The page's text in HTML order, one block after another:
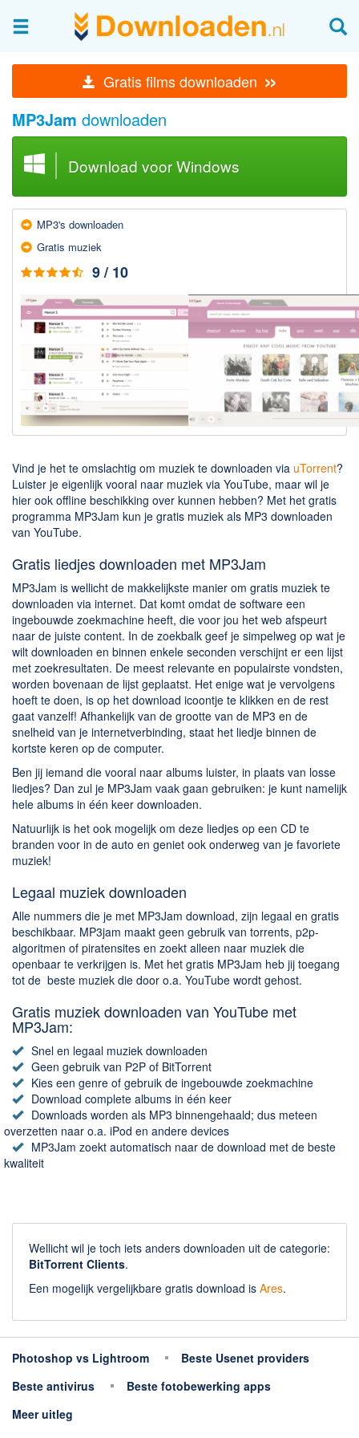
Gratis films downloaden »
Afbeeldingen & fotografie
Beheren en bekijken
Afbeelding & foto bewerken
Foto apps
Screenshots Maken
Audio & Video
Branden en Rippen
Media streamen
Mediaspeler
Opnemen Audio en Video
Video bewerken
Downloaden
BitTorrent Clients
Nieuwslezers (Downloaden via usenet)
Onderhoud & Veiligheid
Computer opschonen
Veilig online
Productiviteit
Adresboek en contacten
Planning en organisatie
Tekst en Administratie
Overige
Algemeen
Chatten en bellen
Dating apps
Parkeer apps
Rar en Zip (Compressie - Unzip)
Spelletjes en Games
Webbrowsers
MP3Jam downloaden
Download voor Windows
MP3's down­loaden
Gratis muziek
9 / 10
Vind je het te omslachtig om muziek te downloaden via uTorrent?
Luister je eigenlijk vooral naar muziek via YouTube, maar wil je
hier ook offline beschikking over kunnen hebben? Met het gratis
programma MP3Jam kun je gratis muziek als MP3 downloaden
van YouTube.
Gratis liedjes downloaden met MP3Jam
MP3Jam is wellicht de makkelijkste manier om gratis muziek te
downloaden via internet. Dat komt omdat de software een
ingebouwde zoekmachine heeft, die voor jou het web afspeurt
naar de juiste content. In de zoekbalk geef je simpelweg op wat je
wilt downloaden en binnen enkele seconden verschijnt er een lijst
met zoekresultaten. De meest relevante en populairste vondsten,
worden bovenaan de lijst geplaatst. Het enige wat je vervolgens
hoeft te doen, is op het download icoontje te klikken en de rest
gaat vanzelf! Afhankelijk van de grootte van de MP3 en de
snelheid van je internetverbinding, staat het liedje binnen de
kortste keren op de computer.
Ben jij iemand die vooral naar albums luister, in plaats van losse
liedjes? Dan zul je MP3Jam vaak gaan gebruiken: je kunt namelijk
hele albums in één keer downloaden.
Natuurlijk is het ook mogelijk om deze liedjes op een CD te
branden voor in de auto en geniet ook onderweg van je favoriete
muziek!
Legaal muziek downloaden
Alle nummers die je met MP3Jam download, zijn legaal en gratis
beschikbaar. MP3jam maakt geen gebruik van torrents, p2p-
algoritmen of piratensites en zoekt alleen naar muziek die
openbaar te verkrijgen is. Met het gratis MP3Jam heb jij toegang
tot de beste muziek die door o.a. YouTube wordt gehost.
Gratis muziek downloaden van YouTube met
MP3Jam:
Snel en legaal muziek downloaden
Geen gebruik van P2P of BitTorrent
Kies een genre of gebruik de ingebouwde zoekmachine
Download complete albums in één keer
Downloads worden als MP3 binnengehaald; dus meteen
overzetten naar o.a. iPod en andere devices
MP3Jam zoekt automatisch naar de download met de beste
kwaliteit
Wellicht wil je toch iets anders downloaden uit de categorie:
BitTorrent Clients.
Een mogelijk vergelijkbare gratis download is Ares.
Photoshop vs Lightroom
Beste Usenet providers
Beste antivirus
Beste fotobewerking apps
Meer uitleg